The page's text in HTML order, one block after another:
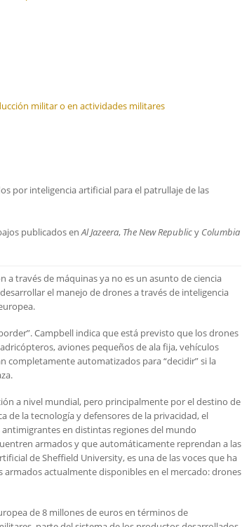
militar o en actividades militares
por inteligencia artificial para el patrullaje de las
publicados enAl Jazeera, The New Republicy Columbia
a través de máquinas ya no es un asunto de ciencia
el manejo de drones a través de inteligencia
Campbell indica que está previsto que los drones
aviones pequeños de ala fija, vehículos
completamente automatizados para “decidir” si la
a nivel mundial, pero principalmente por el destino de
de la tecnología y defensores de la privacidad, el
en distintas regiones del mundo
armados y que automáticamente reprendan a las
de Sheffield University, es una de las voces que ha
actualmente disponibles en el mercado: drones
de 8 millones de euros en términos de